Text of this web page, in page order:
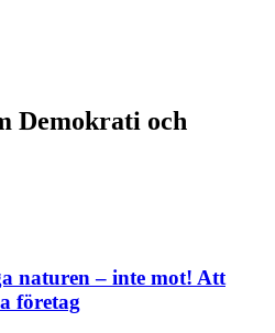
Demokrati och
naturen – inte mot! Att
företag